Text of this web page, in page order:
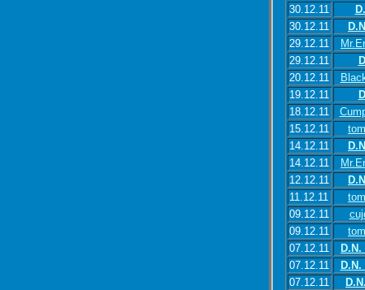
30.12.11
30.12.11
29.12.11
29.12.11
20.12.11
19.12.11
18.12.11
15.12.11
14.12.11
14.12.11
12.12.11
11.12.11
09.12.11
09.12.11
07.12.11
07.12.11
07.12.11